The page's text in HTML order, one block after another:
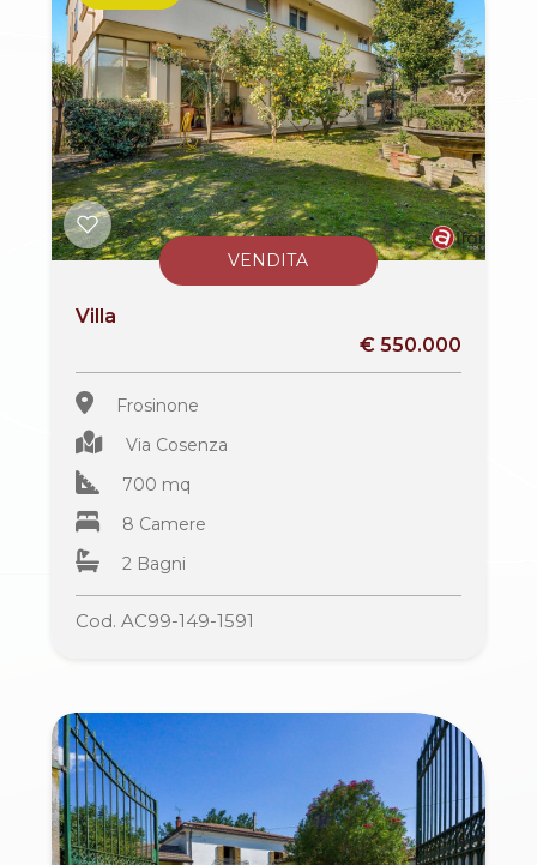
VENDITA
Villa
€ 550.000
Frosinone
Via Cosenza
700 mq
8 Camere
2 Bagni
Cod. AC99-149-1591